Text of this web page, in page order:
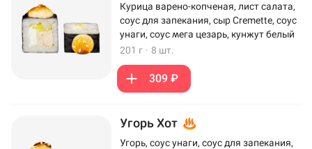
Курица варено-копченая, лист салата,
соус для запекания, сыр Cremette, соус
унаги, соус мега цезарь, кунжут белый
201 г · 8 шт.
309 ₽
Угорь Хот
Угорь, соус унаги, соус для запекания,